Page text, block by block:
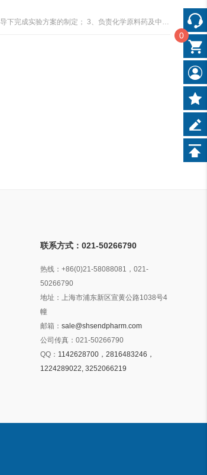
1、较熟练地完成化学反应的基本操作，并能判断、分析反应结果，经过培训能够独立完成一般的研究项目；2、在项目组长的指导下完成实验方案的制定； 3、负责化学原料药及中间体的制备，工艺开发或中试放大研究工作；4、就项目进度和技术问题及时与组长沟通，积极推进项目进行；5、清晰完整规范地完成实验记录和实验数据资料整理及报告......
联系方式：021-50266790
热线： +86(0)21-58088081，021-
50266790
地址： 上海市浦东新区宣黄公路1038号4
幢
邮箱： sale@shsendpharm.com
公司传真： 021-50266790
QQ： 1142628700，2816483246，
1224289022, 3252066219
0